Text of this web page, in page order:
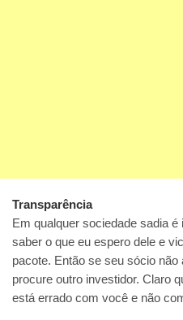
Transparência
Em qualquer sociedade sadia
saber o que eu espero dele e
pacote. Então se seu sócio
procure outro investidor. Claro
está errado com você e não